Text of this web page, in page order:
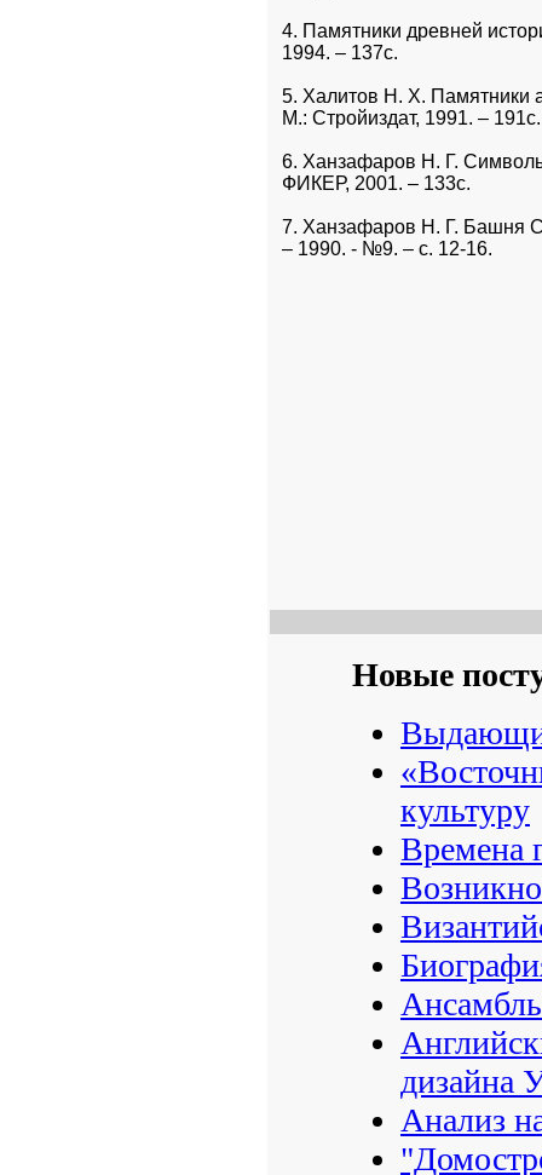
4. Памятники древней
1994. – 137с.
5. Халитов Н. Х. Памятники
М.: Стройиздат, 1991. – 191с.
6. Ханзафаров Н. Г.
ФИКЕР, 2001. – 133с.
7. Ханзафаров Н. Г. Башня
– 1990. - №9. – с. 12-16.
Новые
культуру
Времена
дизайна
Анализ